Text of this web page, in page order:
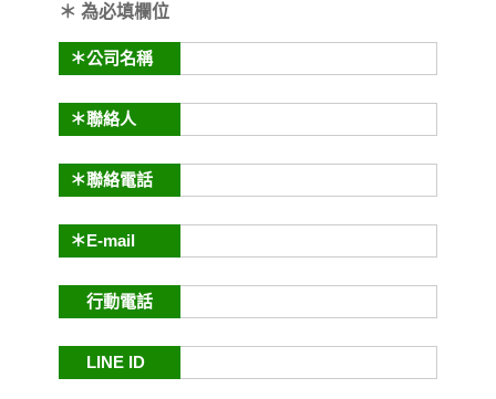
＊ 為必填欄位
＊公司名稱
＊聯絡人
＊聯絡電話
＊E-mail
行動電話
LINE ID